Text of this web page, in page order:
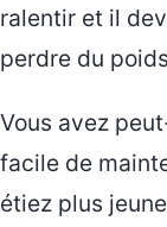
ralentir et il
perdre du
Vous avez
facile de
étiez plus